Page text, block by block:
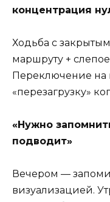
концентрация
Ходьба с
маршруту +
Переключение
«перезагрузку»
«Нужно
подводит»
Вечером —
визуализацией.